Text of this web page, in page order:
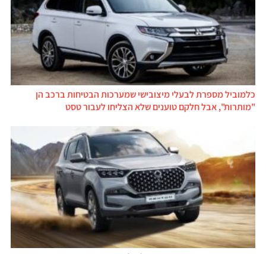
כלמוביל מספרת לבעלי מיצובישי שמערכות הבטיחות ברכב הן
"מותרות", אבל חלקם טוענים שלא הצליחו לעבור טסט